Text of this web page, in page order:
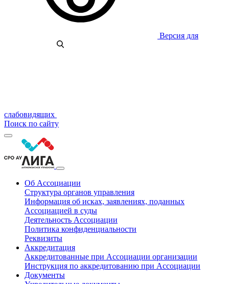
Версия для
слабовидящих
Поиск по сайту
Об Ассоциации
Структура органов управления
Информация об исках, заявлениях, поданных
Ассоциацией в суды
Деятельность Ассоциации
Политика конфиденциальности
Реквизиты
Аккредитация
Аккредитованные при Ассоциации организации
Инструкция по аккредитованию при Ассоциации
Документы